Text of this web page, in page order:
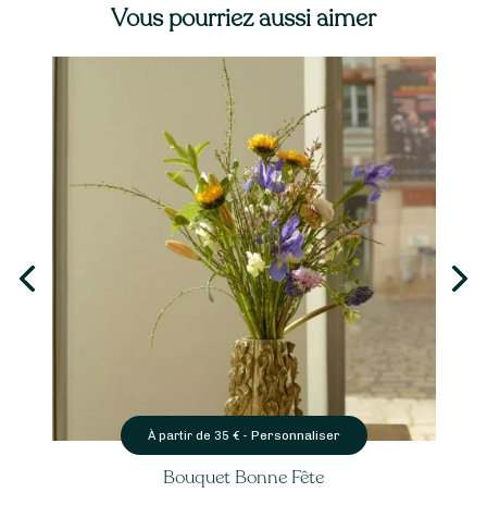
Vous pourriez aussi aimer
À partir de 35 € - Personnaliser
Bouquet Bonne Fête